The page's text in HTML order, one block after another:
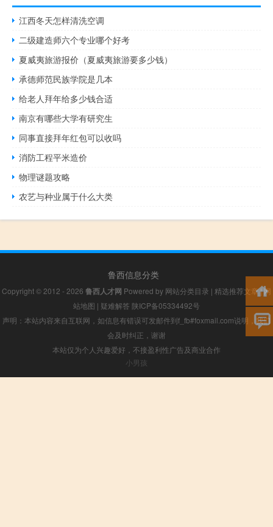
江西冬天怎样清洗空调
二级建造师六个专业哪个好考
夏威夷旅游报价（夏威夷旅游要多少钱）
承德师范民族学院是几本
给老人拜年给多少钱合适
南京有哪些大学有研究生
同事直接拜年红包可以收吗
消防工程平米造价
物理谜题攻略
农艺与种业属于什么大类
鲁西信息分类
Copyright © 2012 - 2026 鲁西人才网 Powered by 网站分类目录 | 精选推荐文章|网
站地图 | 疑难解答 陕ICP备05334492号
声明：本站内容来自互联网，如信息有错误可发邮件到f_fb#foxmail.com说明，我们
会及时纠正，谢谢
本站仅为个人兴趣爱好，不接盈利性广告及商业合作
小男孩